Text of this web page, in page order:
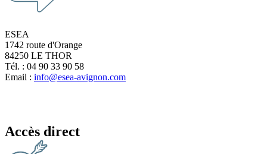
ESEA
1742 route d'Orange
84250 LE THOR
Tél. : 04 90 33 90 58
Email : info@esea-avignon.com
Accès direct